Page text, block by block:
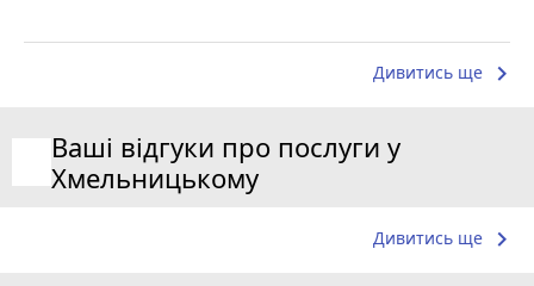
Дивитись ще keyboard_arrow_right
Ваші відгуки про послуги у
Хмельницькому
Дивитись ще keyboard_arrow_right